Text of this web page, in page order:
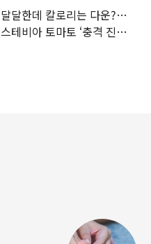
달달한데 칼로리는 다운?…
스테비아 토마토 ‘충격 진실’